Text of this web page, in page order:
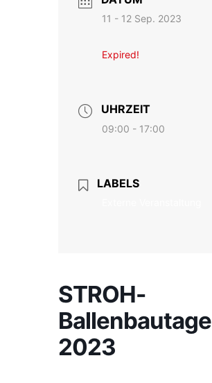
11 - 12 Sep. 2023
Expired!
UHRZEIT
09:00 - 17:00
LABELS
STROH-
Ballenbautage
2023